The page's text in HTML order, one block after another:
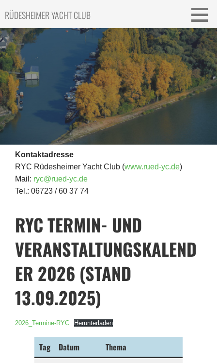
content
RÜDESHEIMER YACHT CLUB
Kontaktadresse
RYC Rüdesheimer Yacht Club (www.rued-yc.de)
Mail: ryc@rued-yc.de
Tel.: 06723 / 60 37 74
RYC TERMIN- UND
VERANSTALTUNGSKALEND
ER 2026 (STAND
13.09.2025)
2026_Termine-RYC Herunterladen
Tag Datum Thema